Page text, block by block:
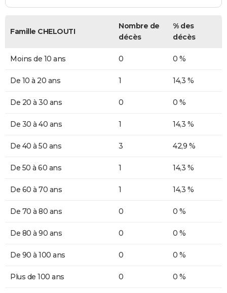
Famille CHELOUTI
Nombre de
décès
% des
décès
Moins de 10 ans 0 0 %
De 10 à 20 ans 1 14,3 %
De 20 à 30 ans 0 0 %
De 30 à 40 ans 1 14,3 %
De 40 à 50 ans 3 42,9 %
De 50 à 60 ans 1 14,3 %
De 60 à 70 ans 1 14,3 %
De 70 à 80 ans 0 0 %
De 80 à 90 ans 0 0 %
De 90 à 100 ans 0 0 %
Plus de 100 ans 0 0 %